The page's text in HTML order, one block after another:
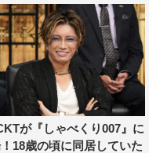
が『しゃべくり007』に
18歳の頃に同居していた